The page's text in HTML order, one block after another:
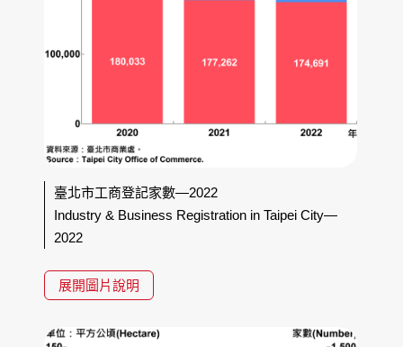
臺北市工商登記家數—2022
Industry & Business Registration in Taipei City—
2022
展開圖片說明